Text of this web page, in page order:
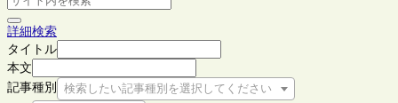
詳細検索
タイトル
本文
記事種別
検索したい記事種別を選択してください